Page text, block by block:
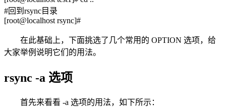
#回到rsync目录
[root@localhost rsync]#
在此基础上，下面挑选了几个常用的 OPTION 选项，给
大家举例说明它们的用法。
rsync -a 选项
首先来看看 -a 选项的用法，如下所示：